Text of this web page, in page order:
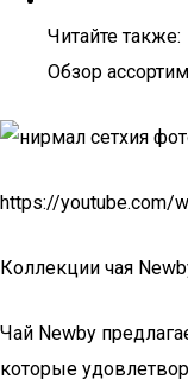
Читайте также:
Обзор
https://youtube.com/
Коллекции чая
Чай Newby
которые